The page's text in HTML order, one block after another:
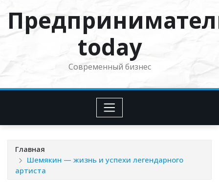
today
Современный бизнес
Главная
Шемякин — жизнь и успехи легендарного
артиста